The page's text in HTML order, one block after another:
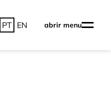
PT EN abrir menu